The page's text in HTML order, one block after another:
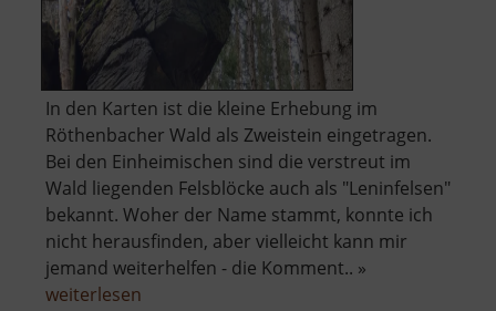
In den Karten ist die kleine Erhebung im
Röthenbacher Wald als Zweistein eingetragen.
Bei den Einheimischen sind die verstreut im
Wald liegenden Felsblöcke auch als "Leninfelsen"
bekannt. Woher der Name stammt, konnte ich
nicht herausfinden, aber vielleicht kann mir
jemand weiterhelfen - die Komment.. »
weiterlesen